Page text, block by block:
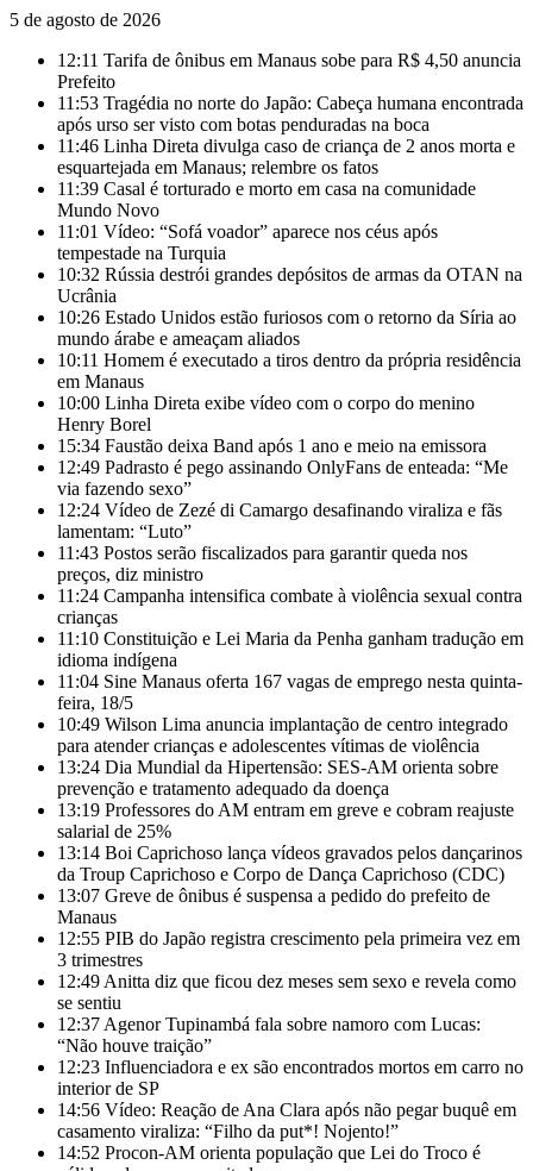
5 de agosto de 2026
12:11 Tarifa de ônibus em Manaus sobe para R$ 4,50 anuncia
Prefeito
11:53 Tragédia no norte do Japão: Cabeça humana encontrada
após urso ser visto com botas penduradas na boca
11:46 Linha Direta divulga caso de criança de 2 anos morta e
esquartejada em Manaus; relembre os fatos
11:39 Casal é torturado e morto em casa na comunidade
Mundo Novo
11:01 Vídeo: “Sofá voador” aparece nos céus após
tempestade na Turquia
10:32 Rússia destrói grandes depósitos de armas da OTAN na
Ucrânia
10:26 Estado Unidos estão furiosos com o retorno da Síria ao
mundo árabe e ameaçam aliados
10:11 Homem é executado a tiros dentro da própria residência
em Manaus
10:00 Linha Direta exibe vídeo com o corpo do menino
Henry Borel
15:34 Faustão deixa Band após 1 ano e meio na emissora
12:49 Padrasto é pego assinando OnlyFans de enteada: “Me
via fazendo sexo”
12:24 Vídeo de Zezé di Camargo desafinando viraliza e fãs
lamentam: “Luto”
11:43 Postos serão fiscalizados para garantir queda nos
preços, diz ministro
11:24 Campanha intensifica combate à violência sexual contra
crianças
11:10 Constituição e Lei Maria da Penha ganham tradução em
idioma indígena
11:04 Sine Manaus oferta 167 vagas de emprego nesta quinta-
feira, 18/5
10:49 Wilson Lima anuncia implantação de centro integrado
para atender crianças e adolescentes vítimas de violência
13:24 Dia Mundial da Hipertensão: SES-AM orienta sobre
prevenção e tratamento adequado da doença
13:19 Professores do AM entram em greve e cobram reajuste
salarial de 25%
13:14 Boi Caprichoso lança vídeos gravados pelos dançarinos
da Troup Caprichoso e Corpo de Dança Caprichoso (CDC)
13:07 Greve de ônibus é suspensa a pedido do prefeito de
Manaus
12:55 PIB do Japão registra crescimento pela primeira vez em
3 trimestres
12:49 Anitta diz que ficou dez meses sem sexo e revela como
se sentiu
12:37 Agenor Tupinambá fala sobre namoro com Lucas:
“Não houve traição”
12:23 Influenciadora e ex são encontrados mortos em carro no
interior de SP
14:56 Vídeo: Reação de Ana Clara após não pegar buquê em
casamento viraliza: “Filho da put*! Nojento!”
14:52 Procon-AM orienta população que Lei do Troco é